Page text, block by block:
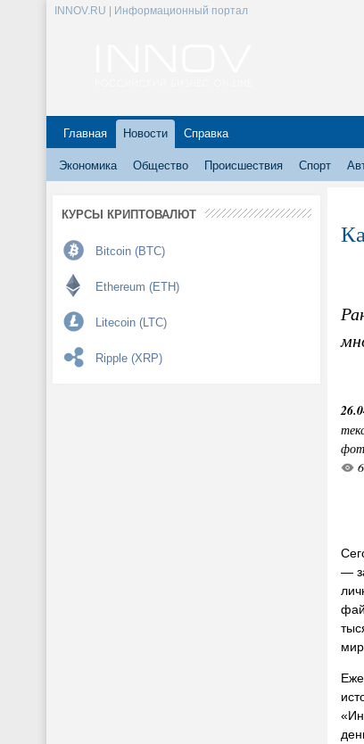
INNOV.RU | Информационный портал
Главная Новости Справка
Экономика Общество Происшествия Спорт
КУРСЫ КРИПТОВАЛЮТ
Bitcoin (BTC)
Ethereum (ETH)
Litecoin (LTC)
Ripple (XRP)
—